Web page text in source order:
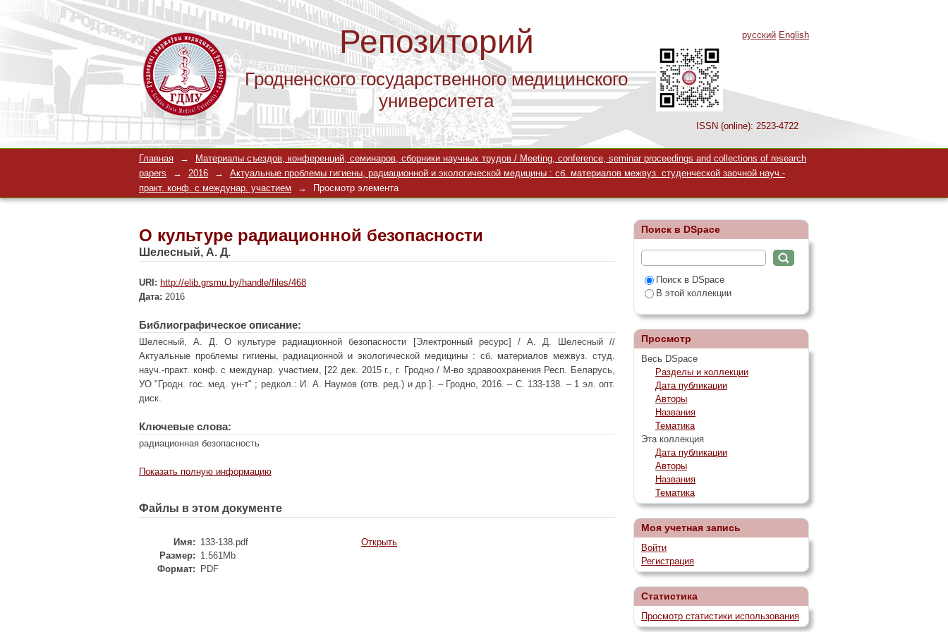
Репозиторий
Гродненского государственного медицинского
университета
ISSN (online): 2523-4722
О культуре радиационной безопасности
русский English
Главная →
Материалы съездов, конференций, семинаров, сборники научных трудов / Meeting, conference, seminar proceedings and collections of research
papers
→ 2016 →
Актуальные проблемы гигиены, радиационной и экологической медицины : сб. материалов межвуз. студенческой заочной науч.-
практ. конф. с междунар. участием
→ Просмотр элемента
О культуре радиационной безопасности
Шелесный, А. Д.
URI: http://elib.grsmu.by/handle/files/468
Дата: 2016
Библиографическое описание:
Шелесный, А. Д. О культуре радиационной безопасности [Электронный ресурс] / А. Д. Шелесный //
Актуальные проблемы гигиены, радиационной и экологической медицины : сб. материалов межвуз. студ.
науч.-практ. конф. с междунар. участием, [22 дек. 2015 г., г. Гродно / М-во здравоохранения Респ. Беларусь,
УО "Гродн. гос. мед. ун-т" ; редкол.: И. А. Наумов (отв. ред.) и др.]. – Гродно, 2016. – С. 133-138. – 1 эл. опт.
диск.
Ключевые слова:
радиационная безопасность
Показать полную информацию
Файлы в этом документе
Имя: 133-138.pdf
Размер: 1.561Mb
Формат:
PDF
Открыть
Поиск в DSpace
Поиск в DSpace
В этой коллекции
Просмотр
Весь DSpace
Разделы и коллекции
Дата публикации
Авторы
Названия
Тематика
Эта коллекция
Дата публикации
Авторы
Названия
Тематика
Моя учетная запись
Войти
Регистрация
Статистика
Просмотр статистики использования